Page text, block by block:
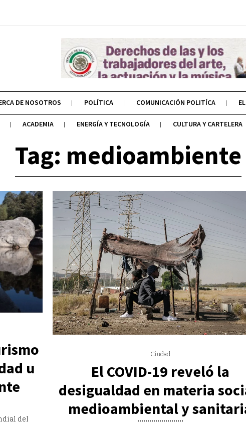
DE NOSOTROS POLÍTICA COMUNICACIÓN POLITÍCA
ACADEMIA ENERGÍA Y TECNOLOGÍA CULTURA Y CARTELERA
Tag: medioambiente
u
del
Ciudad
El COVID-19 reveló la
desigualdad en materia
medioambiental y